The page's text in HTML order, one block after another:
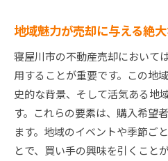
地域魅力が売却に与える絶
寝屋川市の不動産売却において
用することが重要です。この地
史的な背景、そして活気ある地
す。これらの要素は、購入希望
ます。地域のイベントや季節ご
とで、買い手の興味を引くこと